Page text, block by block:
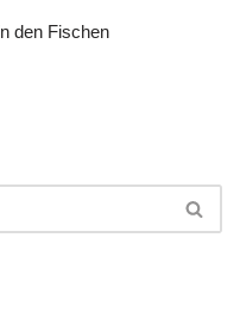
den Fischen